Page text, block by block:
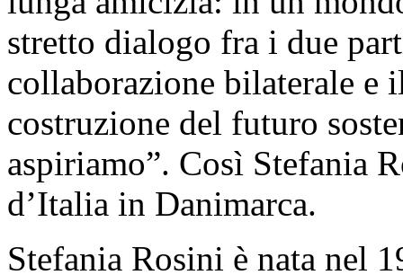
stretto dialogo fra i due
collaborazione bilaterale e
costruzione del futuro
aspiriamo”. Così Stefania
d’Italia in Danimarca.
Stefania Rosini è nata nel